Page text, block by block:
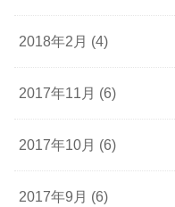
2018年2月 (4)
2017年11月 (6)
2017年10月 (6)
2017年9月 (6)